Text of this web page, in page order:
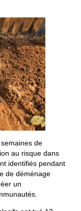
de
au risque dans
identifiés pendant
de déménage
un